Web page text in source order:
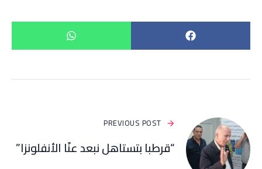
PREVIOUS POST
“قرطبا بتستاهل نبعد عنّا الأنفلونزا”